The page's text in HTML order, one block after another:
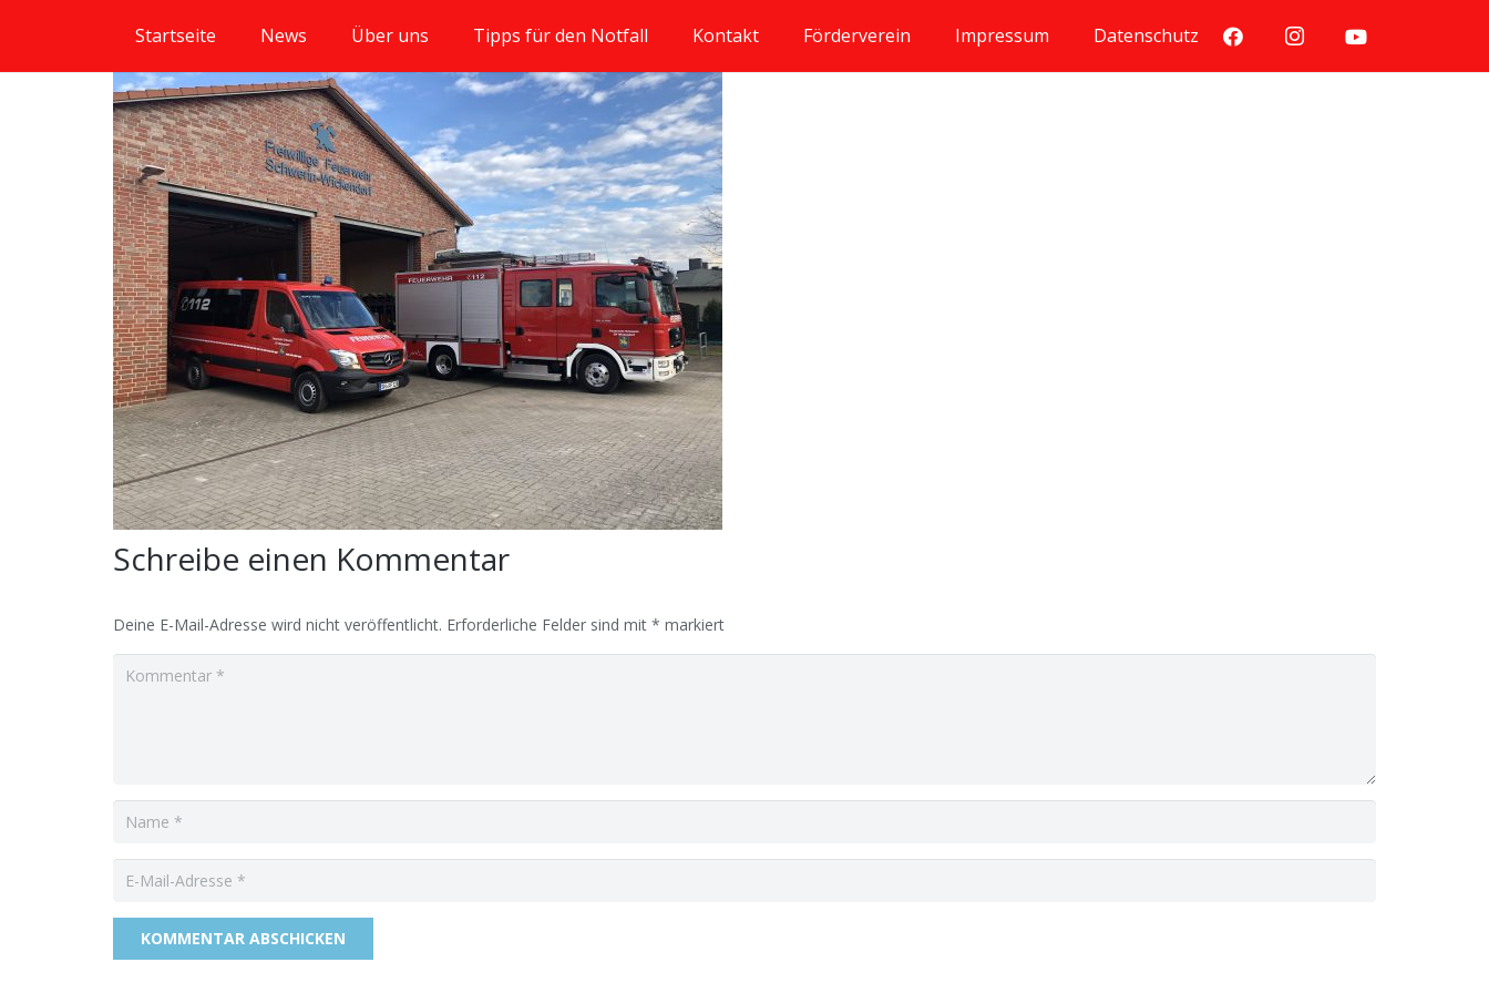
Startseite News Über uns Tipps für den Notfall Kontakt Förderverein Impressum Datenschutz
Schreibe einen Kommentar
Deine E-Mail-Adresse wird nicht veröffentlicht. Erforderliche Felder sind mit * markiert
KOMMENTAR ABSCHICKEN